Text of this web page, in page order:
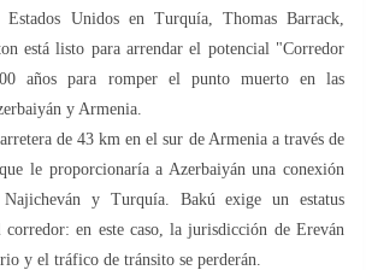
Unidos en Turquía, Thomas Barrack,
está listo para arrendar el potencial "Corredor
años para romper el punto muerto en las
y Armenia.
de 43 km en el sur de Armenia a través de
le proporcionaría a Azerbaiyán una conexión
y Turquía. Bakú exige un estatus
en este caso, la jurisdicción de Ereván
y el tráfico de tránsito se perderán.